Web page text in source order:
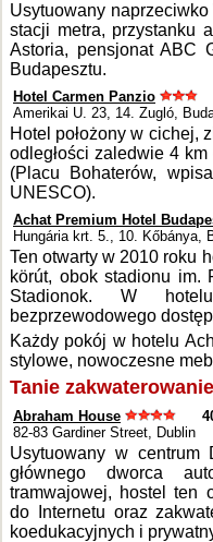
Usytuowany
stacji metra, przystanku
Astoria, pensjonat ABC
Budapesztu.
Hotel Carmen Panzio
Amerikai U. 23, 14. Zugló,
Hotel położony w cichej,
odległości zaledwie 4
(Placu Bohaterów,
UNESCO).
Achat Premium Hotel
Hungária krt. 5., 10. Kőbánya,
Ten otwarty w 2010 roku
körút, obok stadionu im.
Stadionok. W
bezprzewodowego
Każdy pokój w hotelu
stylowe, nowoczesne
Tanie
Abraham House
82-83 Gardiner Street, Dublin
Usytuowany w centrum
głównego dworca
tramwajowej, hostel ten
do Internetu oraz
koedukacyjnych i